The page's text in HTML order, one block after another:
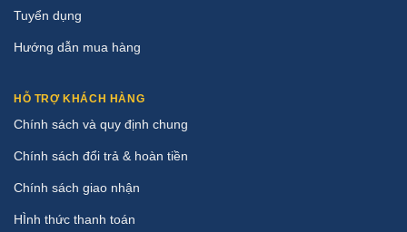
Tuyển dụng
Hướng dẫn mua hàng
HỖ TRỢ KHÁCH HÀNG
Chính sách và quy định chung
Chính sách đổi trả & hoàn tiền
Chính sách giao nhận
HÌnh thức thanh toán